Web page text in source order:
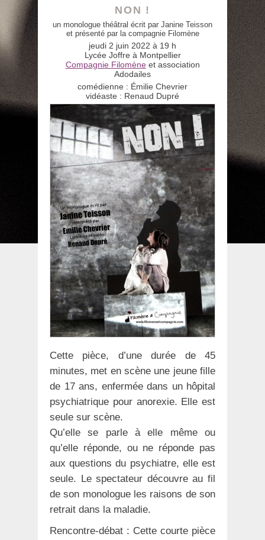
NON !
un monologue théâtral écrit par Janine Teisson
et présenté par la compagnie Filomène
jeudi 2 juin 2022 à 19 h
Lycée Joffre à Montpellier
Compagnie Filomèneet association
Adodailes
comédienne : Émilie Chevrier
vidéaste : Renaud Dupré
Cette pièce, d’une durée de 45
minutes, met en scène une jeune fille
de 17 ans, enfermée dans un hôpital
psychiatrique pour anorexie. Elle est
seule sur scène.
Qu’elle se parle à elle même ou
qu’elle réponde, ou ne réponde pas
aux questions du psychiatre, elle est
seule. Le spectateur découvre au fil
de son monologue les raisons de son
retrait dans la maladie.
Rencontre-débat : Cette courte pièce